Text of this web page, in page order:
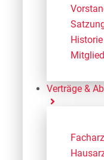
Historie
Verträge &